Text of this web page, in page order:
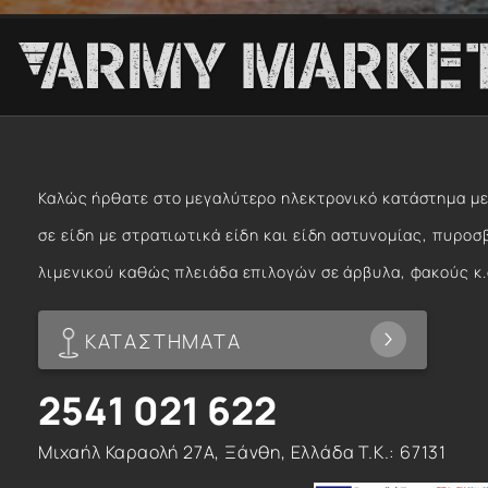
Καλώς ήρθατε στο μεγαλύτερο ηλεκτρονικό κατάστημα με
σε είδη με στρατιωτικά είδη και είδη αστυνομίας,
λιμενικού καθώς πλειάδα επιλογών σε άρβυλα, φακούς
ΚΑΤΑΣΤΗΜΑΤΑ
2541 021 622
Μιχαήλ Καραολή 27Α, Ξάνθη, Ελλάδα T.K.: 67131